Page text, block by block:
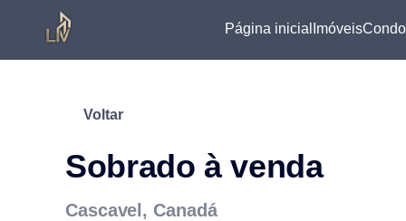
Página inicial Imóveis
Voltar
Sobrado à venda
Cascavel, Canadá